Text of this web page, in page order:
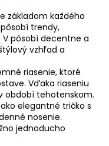
základom každého
trendy,
pôsobí decentne a
vzhľad a
riasenie, ktoré
Vďaka riaseniu
období tehotenskom.
elegantné tričko s
nosenie.
jednoducho